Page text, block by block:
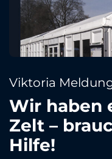
Viktoria
Wir haben
Zelt –
Hilfe!